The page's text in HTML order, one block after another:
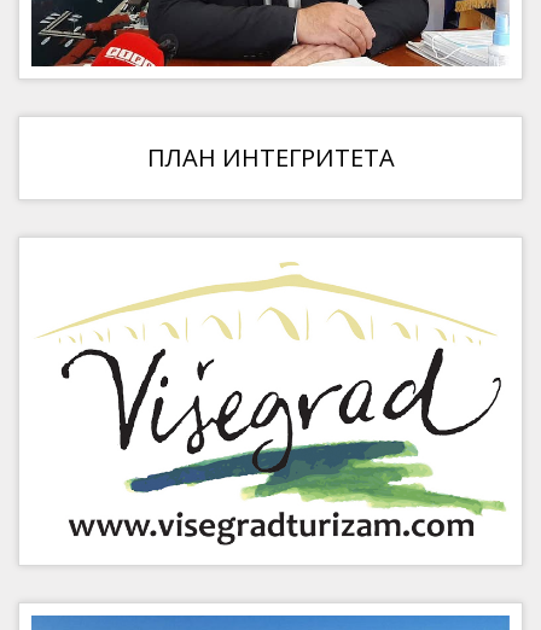
ПЛАН ИНТЕГРИТЕТА